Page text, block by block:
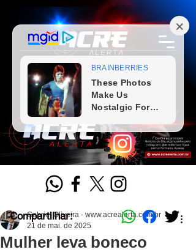
Mulher leva boneco
Gabriel Oliveira - www.acrealerta.com.br
21 de mai. de 2025
Compartilhar: